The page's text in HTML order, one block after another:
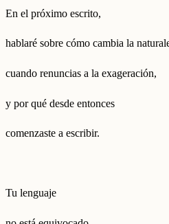
En el próximo escrito,
hablaré sobre cómo cambia la
cuando renuncias a la exageración,
y por qué desde entonces
comenzaste a escribir.
Tu lenguaje